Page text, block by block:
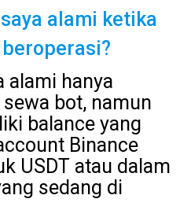
alami ketika
alami hanya
bot, namun
balance yang
Binance
USDT atau dalam
sedang di